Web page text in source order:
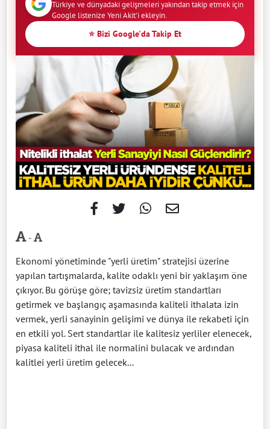
Türkiye ve dünyadaki gelişmeleri yakından takip etmek için
Google listenize Yeni Akit'i ekleyin.
⭐ Bizi Google'da Takip Et
-
Ekonomi yönetiminde "yerli üretim" stratejisi üzerine
yapılan tartışmalarda, kalite odaklı yeni bir yaklaşım öne
çıkıyor. Bu görüşe göre; tavizsiz üretim standartları
getirmek ve başlangıç aşamasında kaliteli ithalata izin
vermek, yerli sanayinin gelişimi ve dünya ile rekabeti için
en etkili yol. Sert standartlar ile kalitesiz yerliler elenecek,
piyasa kaliteli ithal ile normalini bulacak ve ardından
kalitlei yerli üretim gelecek...